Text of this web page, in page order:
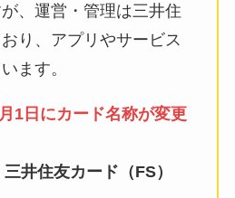
解約できない？電話以外
ニューZの解約まとめ！
、運営・管理は三井住
り、アプリやサービス
ます。
1日にカード名称が変更
三井住友カード（FS）